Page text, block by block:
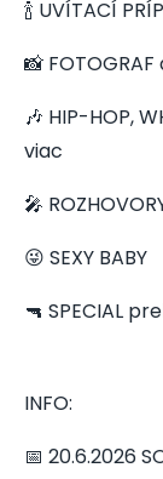
🍾 UVÍTACÍ
📸 FOTOGRAF
🎶 HIP-HOP,
viac
🎤
😜 SEXY BABY
🔫 SPECIAL
INFO:
📅 20.6.2026